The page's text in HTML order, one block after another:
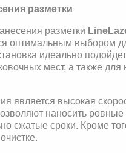
разметки
разметки
оптимальным выбором
идеально
мест, а также для
является высокая
наносить ровные
сжатые сроки. Кроме